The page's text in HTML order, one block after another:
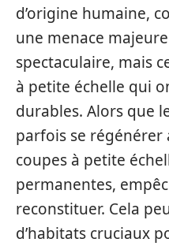
d’origine humaine,
une menace
spectaculaire, mais
à petite échelle qui
durables. Alors que
parfois se régénérer
coupes à petite
permanentes,
reconstituer. Cela
d’habitats cruciaux